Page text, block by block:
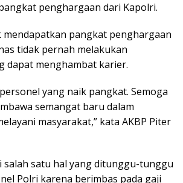
penghargaan dari Kapolri.
mendapatkan pangkat penghargaan
tidak pernah melakukan
dapat menghambat karier.
yang naik pangkat. Semoga
semangat baru dalam
masyarakat,” kata AKBP Piter
salah satu hal yang ditunggu-tunggu
Polri karena berimbas pada gaji